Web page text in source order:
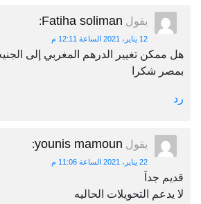
يقول Fatiha soliman
:
12 يناير، 2021 الساعة 12:11 م
هل ممكن تغيير الدرهم المغربي إلى
بمصر شكرا
رد
يقول younis mamoun
:
22 يناير، 2021 الساعة 11:06 م
قديم جداَ
لا يدعم التحويلات الحاليه